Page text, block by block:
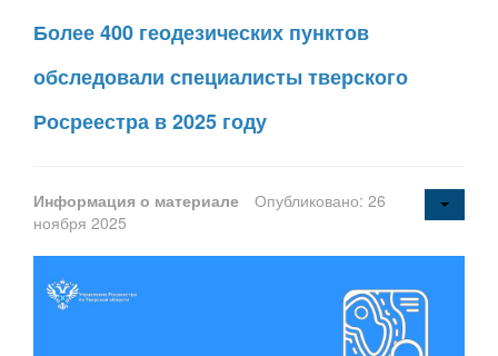
Более 400 геодезических пунктов
обследовали специалисты тверского
Росреестра в 2025 году
Информация о материале
Опубликовано: 26
ноября 2025